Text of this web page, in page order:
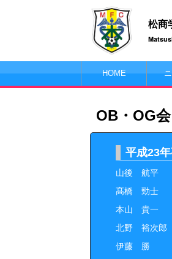
松商
HOME
OB・OG会
平成23
山後 航平 松
髙橋 勁士
本山 貴一 松
北野 裕次郎
伊藤 勝